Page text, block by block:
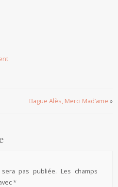
Bague Alès, Merci Mad’ame »
pas publiée. Les champs
*